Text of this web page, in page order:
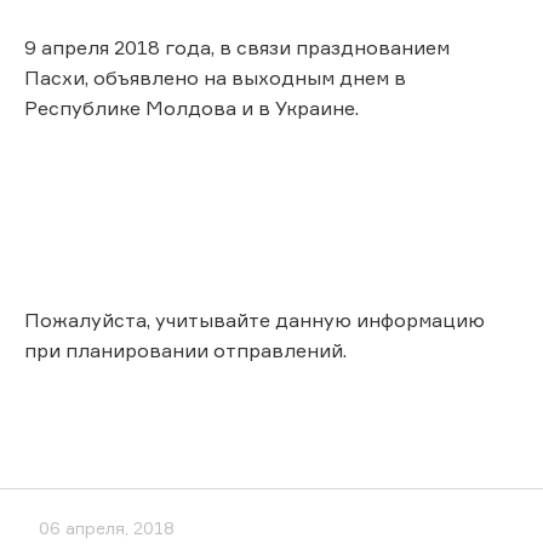
9 апреля 2018 года, в связи празднованием
Пасхи, объявлено на выходным днем в
Республике Молдова и в Украине.
Пожалуйста, учитывайте данную информацию
при планировании отправлений.
06 апреля, 2018